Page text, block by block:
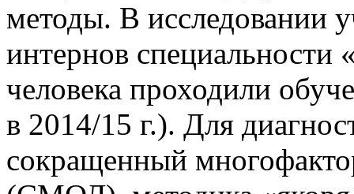
методы. В исследовании
интернов специальности
человека проходили
в 2014/15 г.). Для
сокращенный